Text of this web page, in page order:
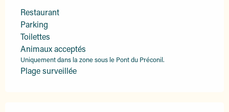
Restaurant
Parking
Toilettes
Animaux acceptés
Uniquement dans la zone sous le Pont du Préconil.
Plage surveillée